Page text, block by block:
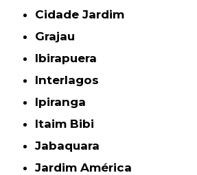
Cidade Jardim
Grajau
Ibirapuera
Interlagos
Ipiranga
Itaim Bibi
Jabaquara
Jardim América